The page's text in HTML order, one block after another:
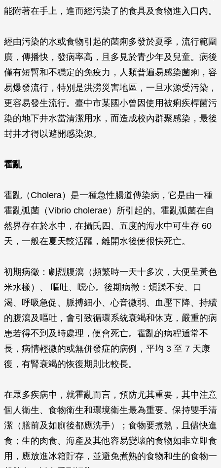
能附著在手上，進而經污染了的食具及食物進入口內。
經由污染的水或食物引起的菌痢多發於夏季，流行範圍
廣，傳播快，發病率高，且多見於青少年及兒童。病後
僅有短暫和不穩定的免疫力，人類普遍易感染菌痢，容
易爆發流行，特別是洪澇災害地區，一旦水源受污染，
更容易發生流行。臺中市某國小曾因使用被痢疾桿菌污
染的地下井水當清潔用水，而造成校內群聚感染，最後
封井才得以避開感染源。
霍亂
霍亂（Cholera）是一種急性腸道傳染病，它是由一種
霍亂弧菌（Vibrio cholerae）所引起的。霍亂弧菌在自
然界存在於水中，在攝氏四、五度的海水中可生存 60
天，一般在夏天較活躍，離開水後便很快死亡。
初期病徵：劇烈腹瀉（頻繁時一天十多次，大便呈黃色
米水樣）、 嘔吐、噁心。後期病徵：煩躁不安、口
渴、呼吸急促、脈搏細小、心音微弱、血壓下降、持續
的腹瀉及嘔吐，會引致循環系統衰竭和休克，嚴重的病
患若得不到及時處理，便會死亡。霍亂的病程通常不
長，病情輕微的或無併發症的病例，平均 3 至 7 天康
復，有腎衰竭的恢復期則比較長。
在眾多疾病中，就霍亂而言，預防尤其重要，其中注意
個人衛生、食物衛生和環境衛生最為重要。保持雙手清
潔（膳前及如廁後都應洗手）；食物要煮熟，且儘快進
食；生的肉食、海產及其他容易變壞的食物如非立即食
用，應放進冰箱貯存，並避免煮熟的食物和生的食物一